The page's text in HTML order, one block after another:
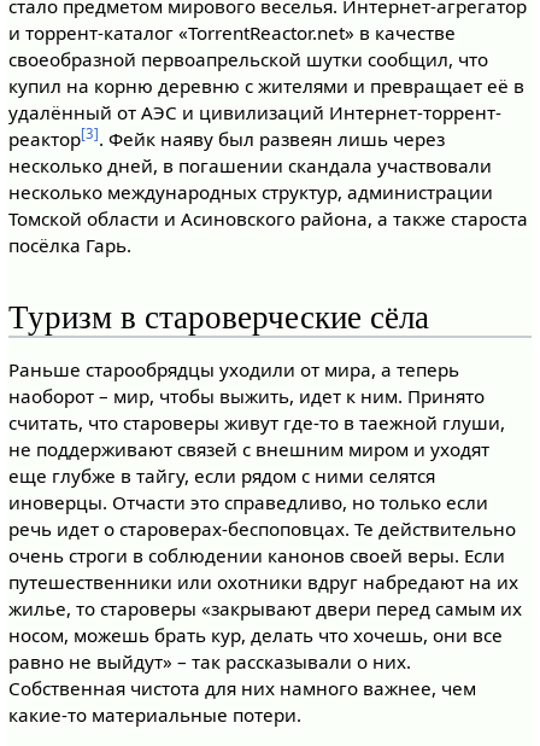
стало предметом мирового веселья. Интернет-агрегатор
и торрент-каталог «TorrentReactor.net» в качестве
своеобразной первоапрельской шутки сообщил, что
купил на корню деревню с жителями и превращает её в
удалённый от АЭС и цивилизаций Интернет-торрент-
реактор[3]. Фейк наяву был развеян лишь через
несколько дней, в погашении скандала участвовали
несколько международных структур, администрации
Томской области и Асиновского района, а также староста
посёлка Гарь.
Туризм в староверческие сёла
Раньше старообрядцы уходили от мира, а теперь
наоборот – мир, чтобы выжить, идет к ним. Принято
считать, что староверы живут где-то в таежной глуши,
не поддерживают связей с внешним миром и уходят
еще глубже в тайгу, если рядом с ними селятся
иноверцы. Отчасти это справедливо, но только если
речь идет о староверах-беспоповцах. Те действительно
очень строги в соблюдении канонов своей веры. Если
путешественники или охотники вдруг набредают на их
жилье, то староверы «закрывают двери перед самым их
носом, можешь брать кур, делать что хочешь, они все
равно не выйдут» – так рассказывали о них.
Собственная чистота для них намного важнее, чем
какие-то материальные потери.